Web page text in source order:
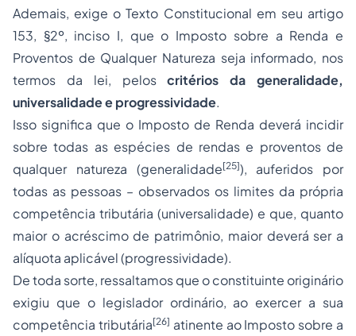
Ademais, exige o Texto Constitucional em seu artigo
153, §2º, inciso I, que o Imposto sobre a Renda e
Proventos de Qualquer Natureza seja informado, nos
termos da lei, peloscritérios da generalidade,
universalidade e progressividade.
Isso significa que o Imposto de Renda deverá incidir
sobre todas as espécies de rendas e proventos de
qualquer natureza (generalidade[25]), auferidos por
todas as pessoas – observados os limites da própria
competência tributária (universalidade) e que, quanto
maior o acréscimo de patrimônio, maior deverá ser a
alíquota aplicável (progressividade).
De toda sorte, ressaltamos que o constituinte originário
exigiu que o legislador ordinário, ao exercer a sua
competência tributária[26] atinente ao Imposto sobre a